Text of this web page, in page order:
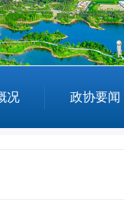
况 政协要闻